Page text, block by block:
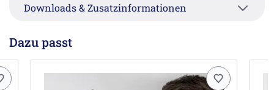
info@megabad.de
Downloads & Zusatzinformationen
Dazu passt